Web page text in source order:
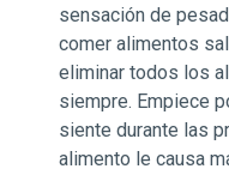
sensación de
comer alimentos
eliminar todos los
siempre. Empiece
siente durante las
alimento le causa